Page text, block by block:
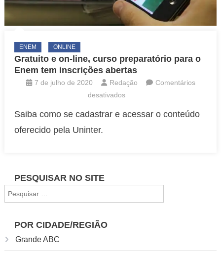
ENEM ONLINE
Gratuito e on-line, curso preparatório para o
Enem tem inscrições abertas
7 de julho de 2020 Redação
Comentários
desativadosem
e
Saiba como se cadastrar e acessar o conteúdo
oferecido pela Uninter.
PESQUISAR NO SITE
por:
POR CIDADE/REGIÃO
Grande ABC